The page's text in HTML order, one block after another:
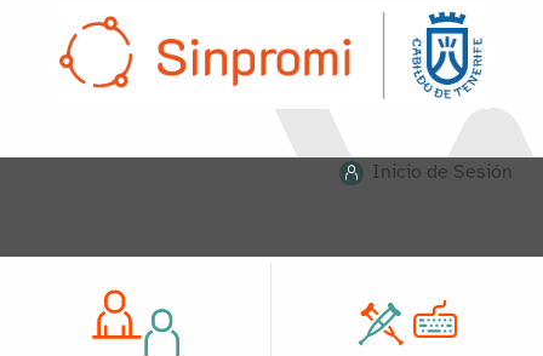
Inicio de Sesión